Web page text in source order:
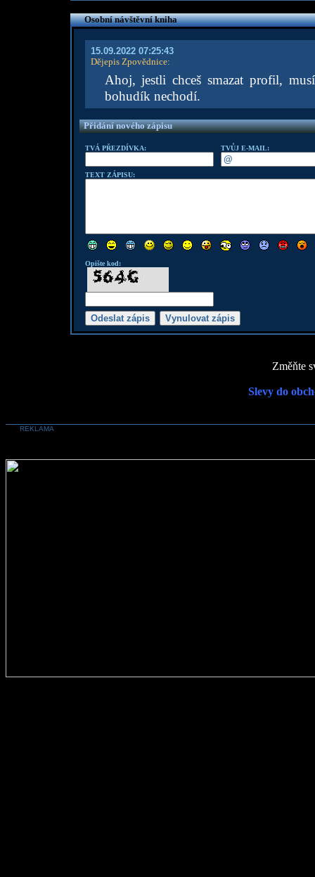
Osobní návštěvní kniha
15.09.2022 07:25:43
Dějepis Zpovědnice:
Ahoj, jestli chceš smazat profil,
bohudík nechodí.
Přidání nového zápisu
TVÁ PŘEZDÍVKA: TVŮJ E-MAIL:
TEXT ZÁPISU:
Opište kod:
Změňte
Slevy do
REKLAMA